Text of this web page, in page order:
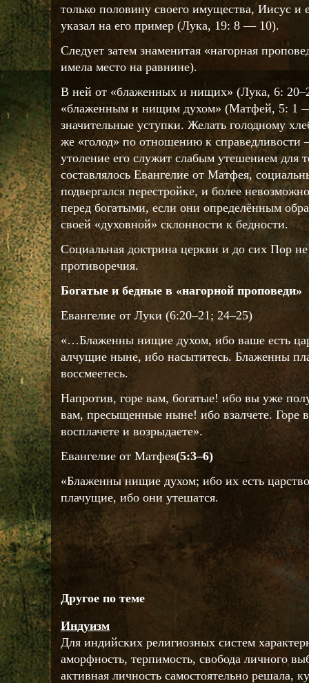
только половину своего имущества, Иисус и
указал на его пример (Лука, 19: 8 — 10).
Следует затем знаменитая «нагорная
имела место на равнине).
В ней от «блаженных и нищих» (Лука, 6:
«блаженным и нищим духом» (Матфей, 5: 1 —
значительные уступки. Желать голодному
же «голод» по отношению к справедливости
утоление его служит слабым утешением для
составлялось Евангелие от Матфея,
подвергался перестройке, и более
перед богатыми, если они определённым
своей «духовной» склонности к бедности.
Социальная доктрина церкви и до сих Пор не
противоречия.
Богатые и бедные в «нагорной проповеди»
Евангелие от Луки (6:20–21; 24–25)
«…Блаженны нищие духом, ибо ваше есть
алчущие ныне, ибо насытитесь. Блаженны
воссмеетесь.
Напротив, горе вам, богатые! ибо вы уже
вам, пресыщенные ныне! ибо взалчете.
восплачете и возрыдаете».
Евангелие от Матфея(5:3–6)
«Блаженны нищие духом; ибо их есть
плачущие, ибо они утешатся.
Другое по теме
Индуизм
Для индийских религиозных систем
аморфность, терпимость, свобода личного
активная личность самостоятельно решала,